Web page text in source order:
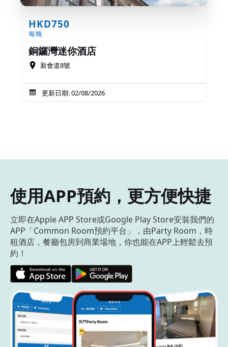
HKD750
每晚
銅鑼灣迷你酒店
新會道8號
更新日期: 02/08/2026
使用APP預約，更方便快捷
立即在Apple APP Store或Google Play Store安裝我們的
APP「Common Room預約平台」，由Party Room，時
租酒店，餐廳包房到商業場地，你也能在APP上輕鬆去預
約！